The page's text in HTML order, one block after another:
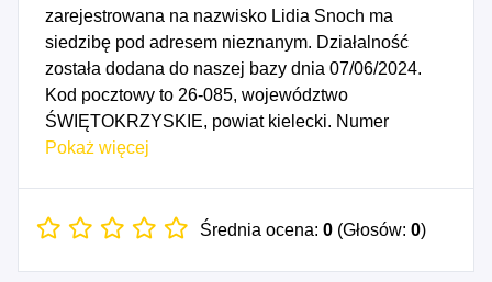
zarejestrowana na nazwisko Lidia Snoch ma
siedzibę pod adresem nieznanym. Działalność
została dodana do naszej bazy dnia 07/06/2024.
Kod pocztowy to 26-085, województwo
ŚWIĘTOKRZYSKIE, powiat kielecki. Numer
Identyfikacji Podatkowej NIP to 9591351373, a
działalności gospodarczej przypada na dzień
Pokaż więcej
Średnia ocena: 0 (Głosów: 0)